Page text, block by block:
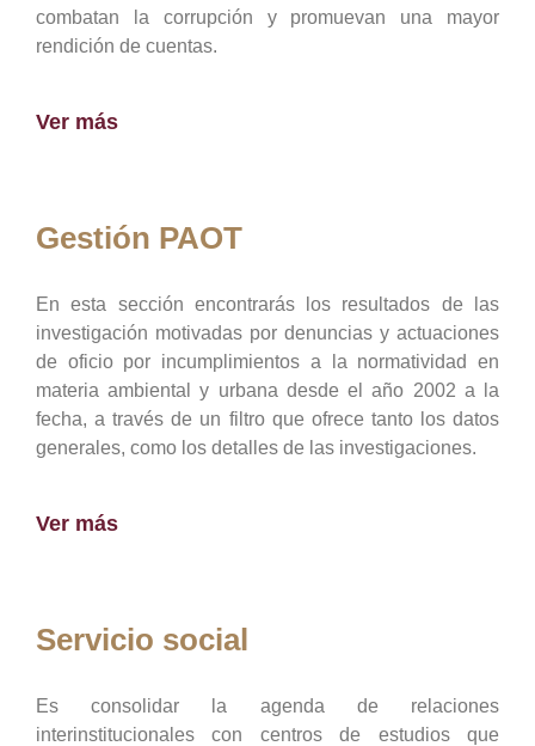
combatan la corrupción y promuevan una mayor
rendición de cuentas.
Ver más
Gestión PAOT
En esta sección encontrarás los resultados de las
investigación motivadas por denuncias y actuaciones
de oficio por incumplimientos a la normatividad en
materia ambiental y urbana desde el año 2002 a la
fecha, a través de un filtro que ofrece tanto los datos
generales, como los detalles de las investigaciones.
Ver más
Servicio social
Es consolidar la agenda de relaciones
interinstitucionales con centros de estudios que